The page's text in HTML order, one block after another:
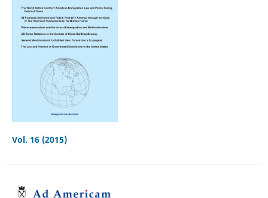
Vol. 16 (2015)